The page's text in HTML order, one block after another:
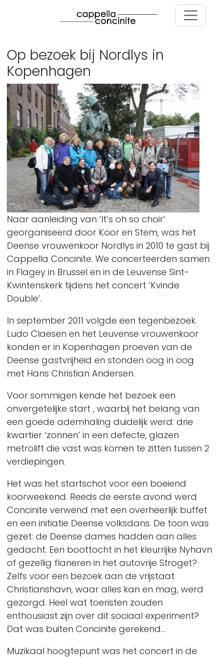
Op bezoek bij Nordlys in
Kopenhagen
Image
Naar aanleiding van ‘It’s oh so choir’
georganiseerd door Koor en Stem, was het
Deense vrouwenkoor Nordlys in 2010 te gast bij
Cappella Concinite. We concerteerden samen
in Flagey in Brussel en in de Leuvense Sint-
Kwintenskerk tijdens het concert ‘Kvinde
Double’.
In september 2011 volgde een tegenbezoek.
Ludo Claesen en het Leuvense vrouwenkoor
konden er in Kopenhagen proeven van de
Deense gastvrijheid en stonden oog in oog
met Hans Christian Andersen.
Voor sommigen kende het bezoek een
onvergetelijke start , waarbij het belang van
een goede ademhaling duidelijk werd: drie
kwartier ‘zonnen’ in een defecte, glazen
metrolift die vast was komen te zitten tussen 2
verdiepingen.
Het was het startschot voor een boeiend
koorweekend. Reeds de eerste avond werd
Concinite verwend met een overheerlijk buffet
en een initiatie Deense volksdans. De toon was
gezet: de Deense dames hadden aan alles
gedacht. Een boottocht in het kleurrijke Nyhavn
of gezellig flaneren in het autovrije Stroget?
Zelfs voor een bezoek aan de vrijstaat
Christianshavn, waar alles kan en mag, werd
gezorgd. Heel wat toeristen zouden
enthousiast zijn over dit sociaal experiment?
Dat was buiten Concinite gerekend…
Muzikaal hoogtepunt was het concert in de